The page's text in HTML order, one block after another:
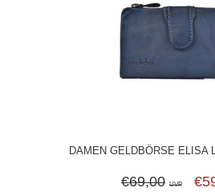
DAMEN GELDBÖRSE ELISA
€69,00 UVP